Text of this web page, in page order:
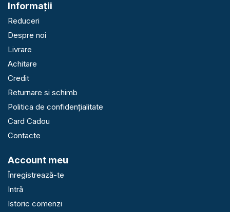
Informaţii
Reduceri
Despre noi
Livrare
Achitare
Credit
Returnare si schimb
Politica de confidențialitate
Card Cadou
Contacte
Account meu
Înregistrează-te
Intră
Istoric comenzi